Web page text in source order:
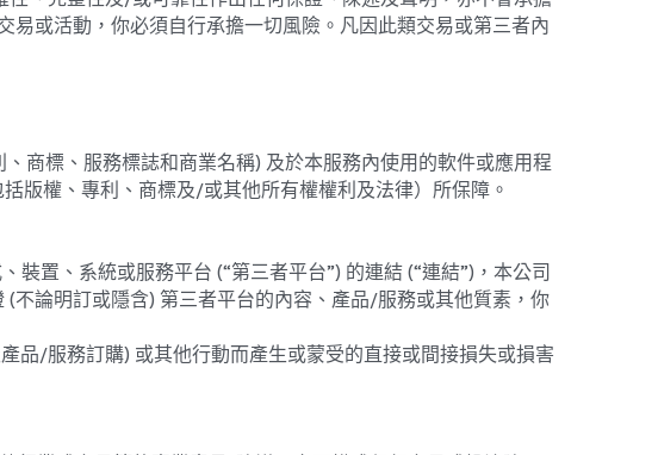
商標、服務標誌和商業名稱) 及於本服務內使用的軟件或應用程
版權、專利、商標及/或其他所有權權利及法律）所保障。
置、系統或服務平台 (“第三者平台”) 的連結 (“連結”)，本公司
論明訂或隱含) 第三者平台的內容、產品/服務或其他質素，你
/服務訂購) 或其他行動而產生或蒙受的直接或間接損失或損害
業或交易等的專業意見/建議，亦不構成任何交易或投注建